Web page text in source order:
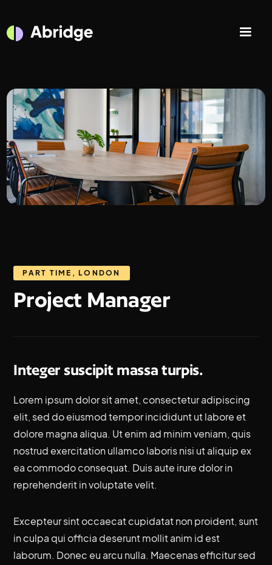
PART TIME ,LONDON
Project Manager
Integer suscipit massa turpis.
Lorem ipsum dolor sit amet, consectetur adipiscing
elit, sed do eiusmod tempor incididunt ut labore et
dolore magna aliqua. Ut enim ad minim veniam, quis
nostrud exercitation ullamco laboris nisi ut aliquip ex
ea commodo consequat. Duis aute irure dolor in
reprehenderit in voluptate velit.
Excepteur sint occaecat cupidatat non proident, sunt
in culpa qui officia deserunt mollit anim id est
laborum. Donec eu arcu nulla. Maecenas efficitur sed